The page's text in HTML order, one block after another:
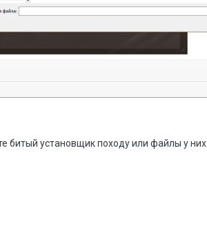
битый установщик походу или файлы у них